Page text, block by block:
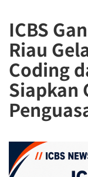
ICBS
Riau
Coding
Siapkan